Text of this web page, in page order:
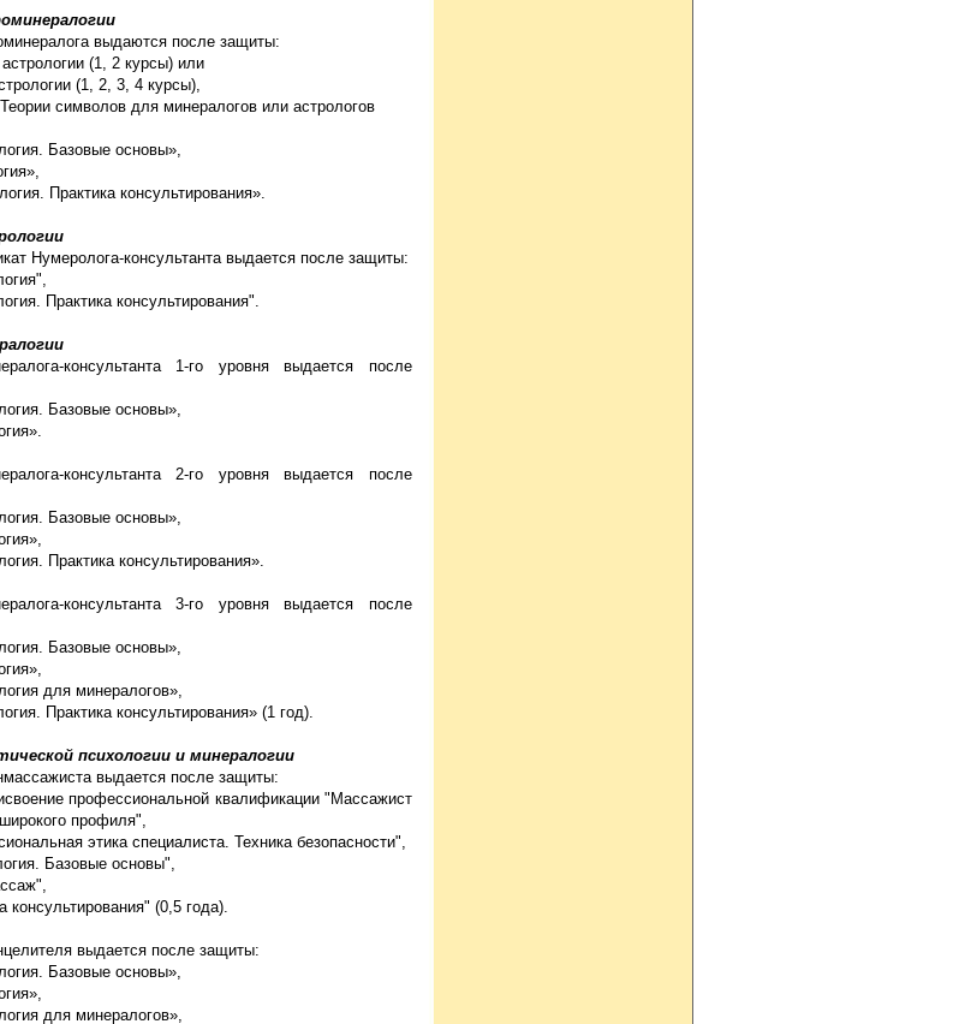
выдаются после защиты:
(1, 2 курсы) или
(1, 2, 3, 4 курсы),
символов для минералогов или астрологов
Базовые основы»,
Практика консультирования».
Нумеролога-консультанта выдается после защиты:
Практика консультирования".
консультанта 1-го уровня выдается после
Базовые основы»,
консультанта 2-го уровня выдается после
Базовые основы»,
Практика консультирования».
консультанта 3-го уровня выдается после
Базовые основы»,
для минералогов»,
Практика консультирования» (1 год).
психологии и минералогии
выдается после защиты:
профессиональной квалификации "Массажист
профиля",
этика специалиста. Техника безопасности",
Базовые основы",
консультирования" (0,5 года).
выдается после защиты:
Базовые основы»,
для минералогов»,